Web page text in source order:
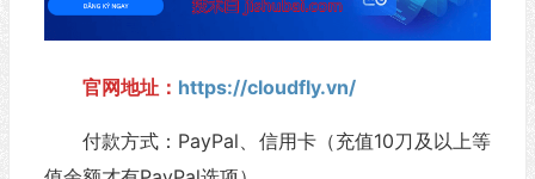
官网地址： https://cloudfly.vn/
付款方式：PayPal、信用卡（充值10刀及以上等